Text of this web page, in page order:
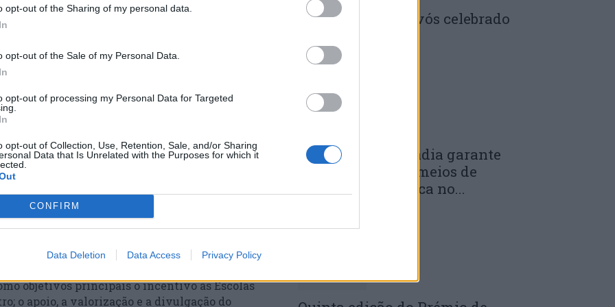
opt-out of the Sharing of my personal data.
opt-out of the Sale of my Personal Data.
opt-out of processing my Personal Data for Targeted
opt-out of Collection, Use, Retention, Sale, and/or Sharing
Data that Is Unrelated with the Purposes for which it
CONFIRM
Data Deletion Data Access Privacy Policy
Conceição; do Colégio da Via Sacra; e do
e Cultural.
Jorge Fraga para “Melhor Peça”, “Melhor
Para o melhor texto original, o
Osório Mateus, uma das personalidades
de Viseu.
adquiridos junto dos grupos responsáveis
próprio dia, hora e local do espetáculo. A
será gratuita. Para pessoas portadoras do
será de 2 euros; e para maiores de 12 anos, o
em
Viseu é uma iniciativa anual, organizada pela
objetivos principais o incentivo às Escolas
o apoio, a valorização e a divulgação do
Penela: Dia dos Avós celebrado
30 DE JULHO, 2026
Município de Anadia garante
manutenção dos meios de
emergência médica no...